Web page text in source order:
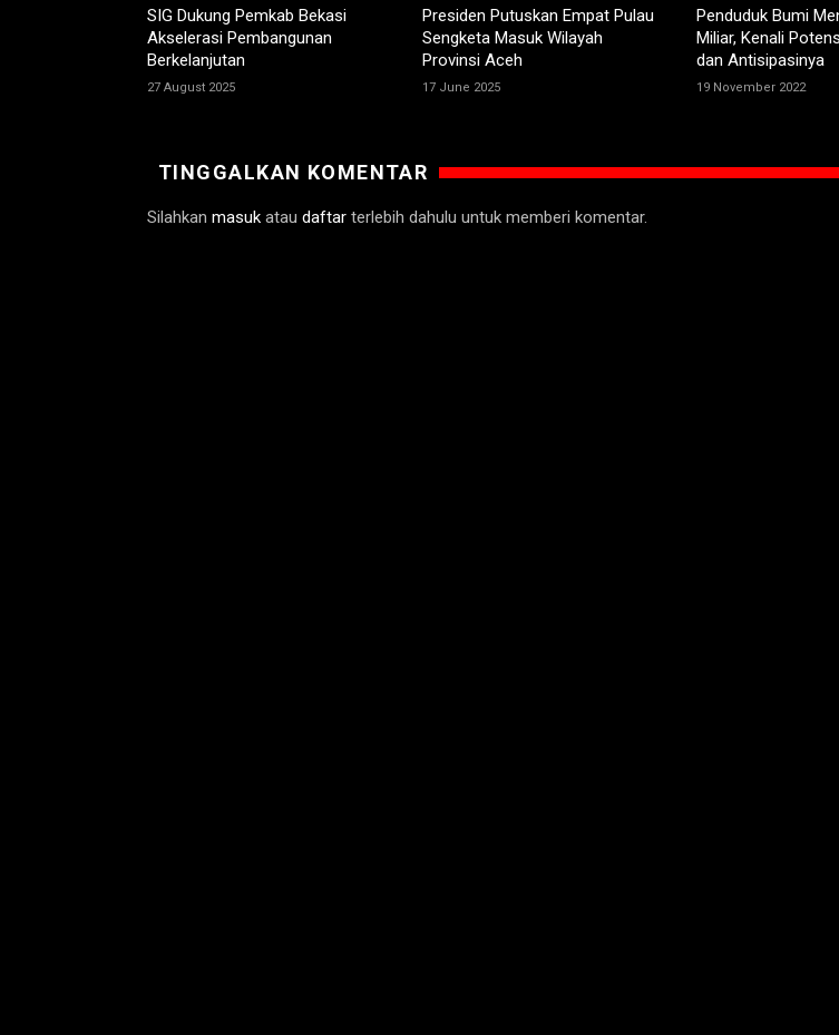
SIG Dukung Pemkab Bekasi
Akselerasi Pembangunan
Berkelanjutan
27 August 2025
Presiden Putuskan Empat Pulau
Sengketa Masuk Wilayah
Provinsi Aceh
17 June 2025
Penduduk Bumi
Miliar, Kenali
dan Antisipasinya
19 November 2022
TINGGALKAN KOMENTAR
Silahkan masuk atau daftar terlebih dahulu untuk memberi komentar.